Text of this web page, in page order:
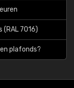
(RAL 7016)
plafonds?